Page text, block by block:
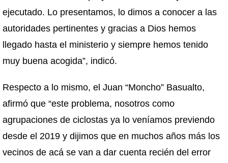
ejecutado. Lo presentamos, lo dimos a conocer a las
autoridades pertinentes y gracias a Dios hemos
llegado hasta el ministerio y siempre hemos tenido
muy buena acogida”, indicó.
Respecto a lo mismo, el Juan “Moncho” Basualto,
afirmó que “este problema, nosotros como
agrupaciones de ciclostas ya lo veníamos previendo
desde el 2019 y dijimos que en muchos años más los
vecinos de acá se van a dar cuenta recién del error